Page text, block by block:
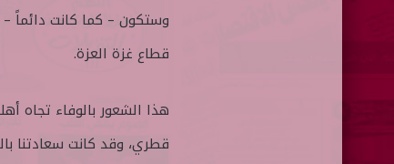
وستكون – كما كانت دائماً –
قطاع غزة العزة.
هذا الشعور بالوفاء
قطري، وقد كانت سعادتنا